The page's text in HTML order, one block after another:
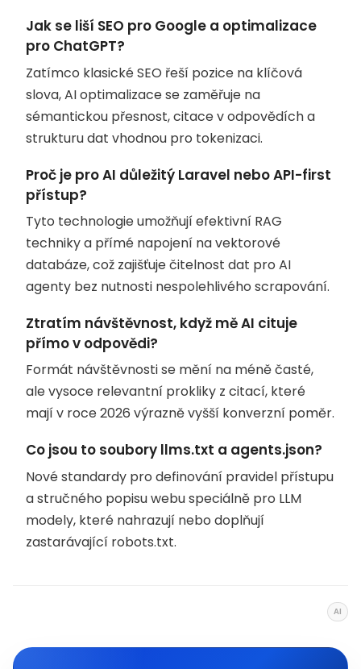
Jak se liší SEO pro Google a optimalizace
pro ChatGPT?
Zatímco klasické SEO řeší pozice na klíčová
slova, AI optimalizace se zaměřuje na
sémantickou přesnost, citace v odpovědích a
strukturu dat vhodnou pro tokenizaci.
Proč je pro AI důležitý Laravel nebo API-first
přístup?
Tyto technologie umožňují efektivní RAG
techniky a přímé napojení na vektorové
databáze, což zajišťuje čitelnost dat pro AI
agenty bez nutnosti nespolehlivého scrapování.
Ztratím návštěvnost, když mě AI cituje
přímo v odpovědi?
Formát návštěvnosti se mění na méně časté,
ale vysoce relevantní prokliky z citací, které
mají v roce 2026 výrazně vyšší konverzní poměr.
Co jsou to soubory llms.txt a agents.json?
Nové standardy pro definování pravidel přístupu
a stručného popisu webu speciálně pro LLM
modely, které nahrazují nebo doplňují
zastarávající robots.txt.
AI